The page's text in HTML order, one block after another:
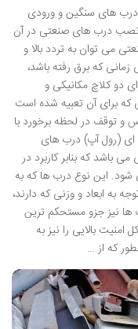
درب های سنگین و ورودی
نصب درب های صنعتی در آن
می توان به تردد بالا و
که برق رفته باشد،
دو کلاچ مکانیکی و
که برای آن تعبیه شده است
توقف در لحظه برخورد با
سوله کرکره ای (رول آپ) درب های
باشد که بنابر کاربرد در
این نوع درب ها که به
به ابعاد و وزنی که دارند،
نیز جزو مستحکم ترین
بالایی را نیز به
که از …